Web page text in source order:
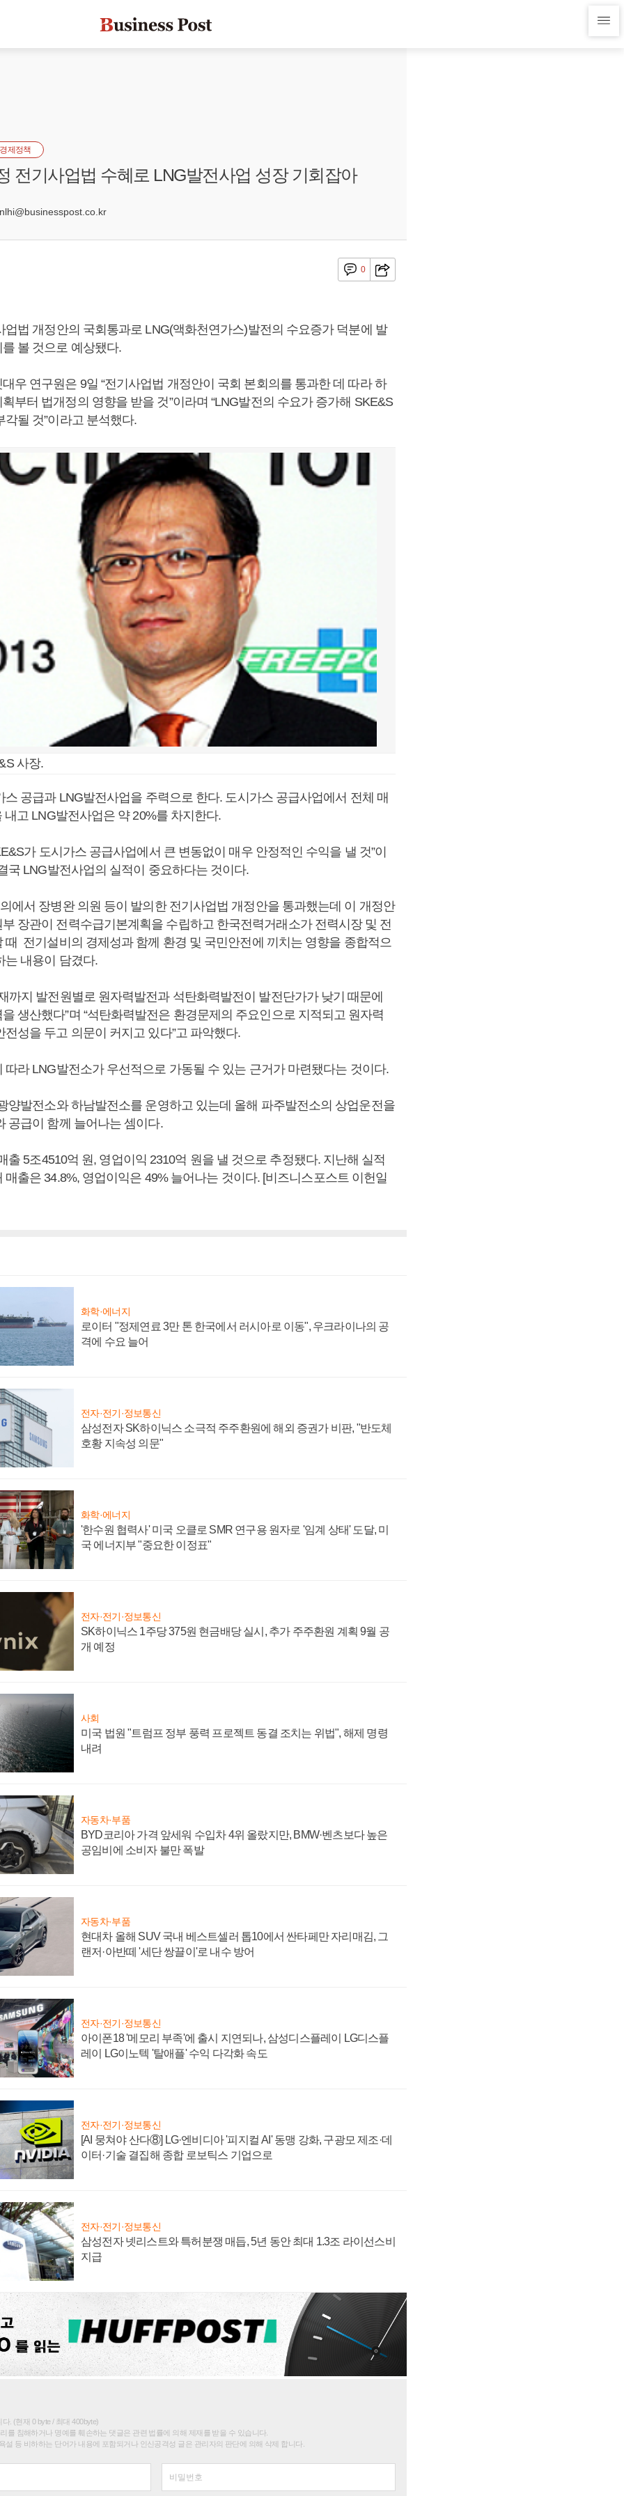
경제정책
전기사업법 수혜로 LNG발전사업 성장 기회잡아
0
업법 개정안의 국회통과로 LNG(액화천연가스)발전의 수요증가 덕분에 발
볼 것으로 예상됐다.
우 연구원은 9일 “전기사업법 개정안이 국회 본회의를 통과한 데 따라 하
부터 법개정의 영향을 받을 것”이라며 “LNG발전의 수요가 증가해 SKE&S
될 것”이라고 분석했다.
사장.
스 공급과 LNG발전사업을 주력으로 한다. 도시가스 공급사업에서 전체 매
내고 LNG발전사업은 약 20%를 차지한다.
가 도시가스 공급사업에서 큰 변동없이 매우 안정적인 수익을 낼 것”이
국 LNG발전사업의 실적이 중요하다는 것이다.
에서 장병완 의원 등이 발의한 전기사업법 개정안을 통과했는데 이 개정안
장관이 전력수급기본계획을 수립하고 한국전력거래소가 전력시장 및 전
때 전기설비의 경제성과 함께 환경 및 국민안전에 끼치는 영향을 종합적으
는 내용이 담겼다.
까지 발전원별로 원자력발전과 석탄화력발전이 발전단가가 낮기 때문에
생산했다”며 “석탄화력발전은 환경문제의 주요인으로 지적되고 원자력
전성을 두고 의문이 커지고 있다”고 파악했다.
따라 LNG발전소가 우선적으로 가동될 수 있는 근거가 마련됐다는 것이다.
양발전소와 하남발전소를 운영하고 있는데 올해 파주발전소의 상업운전을
공급이 함께 늘어나는 셈이다.
출 5조4510억 원, 영업이익 2310억 원을 낼 것으로 추정됐다. 지난해 실적
매출은 34.8%, 영업이익은 49% 늘어나는 것이다. [비즈니스포스트 이헌일
화학·에너지
로이터 "정제연료 3만 톤 한국에서 러시아로 이동", 우크라이나의 공
격에 수요 늘어
전자·전기·정보통신
삼성전자 SK하이닉스 소극적 주주환원에 해외 증권가 비판, "반도체
호황 지속성 의문"
화학·에너지
'한수원 협력사' 미국 오클로 SMR 연구용 원자로 '임계 상태' 도달, 미
국 에너지부 "중요한 이정표"
전자·전기·정보통신
SK하이닉스 1주당 375원 현금배당 실시, 추가 주주환원 계획 9월 공
개 예정
사회
미국 법원 "트럼프 정부 풍력 프로젝트 동결 조치는 위법", 해제 명령
내려
자동차·부품
BYD코리아 가격 앞세워 수입차 4위 올랐지만, BMW·벤츠보다 높은
공임비에 소비자 불만 폭발
자동차·부품
현대차 올해 SUV 국내 베스트셀러 톱10에서 싼타페만 자리매김, 그
랜저·아반떼 '세단 쌍끌이'로 내수 방어
전자·전기·정보통신
아이폰18 '메모리 부족'에 출시 지연되나, 삼성디스플레이 LG디스플
레이 LG이노텍 '탈애플' 수익 다각화 속도
전자·전기·정보통신
[AI 뭉쳐야 산다⑧] LG·엔비디아 '피지컬 AI' 동맹 강화, 구광모 제조·데
이터·기술 결집해 종합 로보틱스 기업으로
전자·전기·정보통신
삼성전자 넷리스트와 특허분쟁 매듭, 5년 동안 최대 1.3조 라이선스비
지급
. (현재 0 byte / 최대 400byte)
를 침해하거나 명예를 훼손하는 댓글은 관련 법률에 의해 제재를 받을 수 있습니다.
설 등 비하하는 단어가 내용에 포함되거나 인신공격성 글은 관리자의 판단에 의해 삭제 합니다.